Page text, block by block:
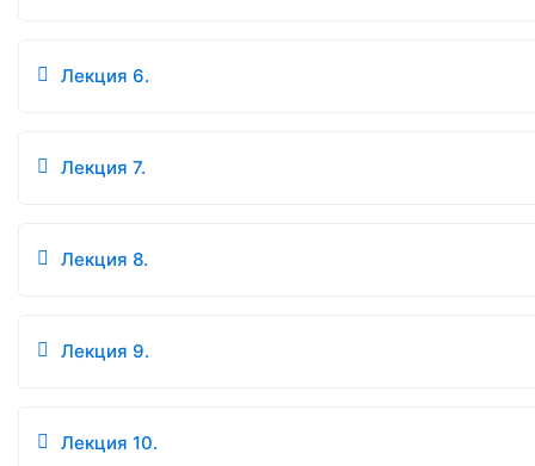
Лекция 6.
Лекция 7.
Лекция 8.
Лекция 9.
Лекция 10.